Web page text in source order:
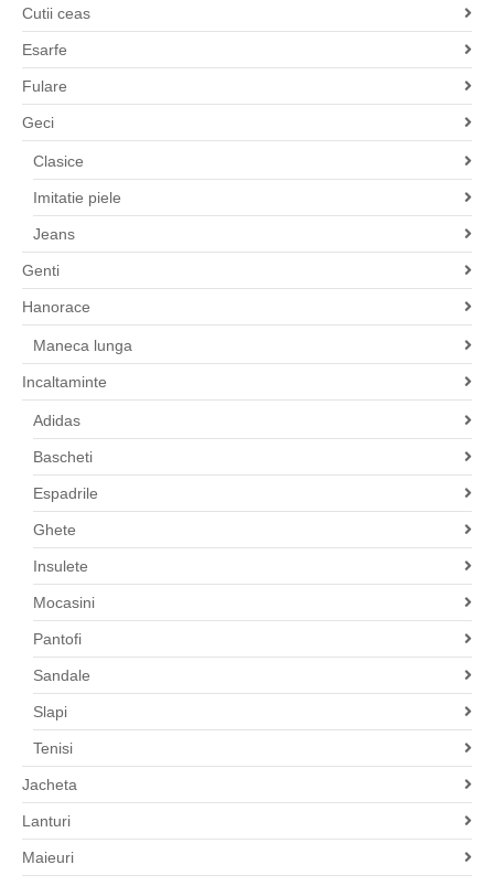
Cutii ceas
Esarfe
Fulare
Geci
Clasice
Imitatie piele
Jeans
Genti
Hanorace
Maneca lunga
Incaltaminte
Adidas
Bascheti
Espadrile
Ghete
Insulete
Mocasini
Pantofi
Sandale
Slapi
Tenisi
Jacheta
Lanturi
Maieuri